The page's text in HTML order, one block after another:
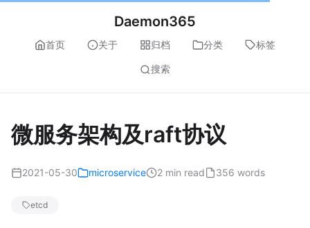
Daemon365
首页 关于 归档 分类 标签
搜索
微服务架构及raft协议
2021-05-30 microservice 2 min read 356 words
etcd